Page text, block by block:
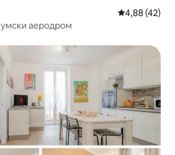
Просечна
4,88 (42)
аеродром